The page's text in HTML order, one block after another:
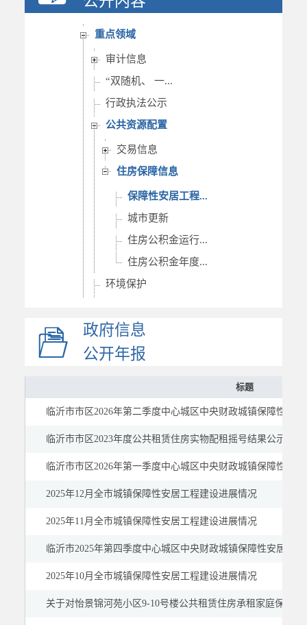
重要部署执行公开
重点领域
审计信息
“双随机、 一...
行政执法公示
公共资源配置
交易信息
住房保障信息
保障性安居工程...
城市更新
住房公积金运行...
住房公积金年度...
环境保护
社会福利
社会保险
医疗健康
公共文化体育
应急管理
慈善信息
建议提案
公示公告
政府信息
公开年报
标题
临沂市市区2026年第二季度中心城区中央财政城镇保障性安
临沂市市区2023年度公共租赁住房实物配租摇号结果公示
临沂市市区2026年第一季度中心城区中央财政城镇保障性安
2025年12月全市城镇保障性安居工程建设进展情况
2025年11月全市城镇保障性安居工程建设进展情况
临沂市2025年第四季度中心城区中央财政城镇保障性安居工
2025年10月全市城镇保障性安居工程建设进展情况
关于对怡景锦河苑小区9-10号楼公共租赁住房承租家庭保障